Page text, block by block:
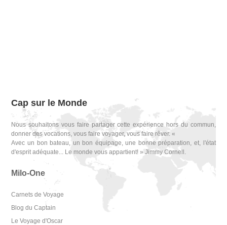
Cap sur le Monde
Nous souhaitons vous faire partager cette expérience hors du commun,
donner des vocations, vous faire voyager, vous faire rêver. «
Avec un bon bateau, un bon équipage, une bonne préparation, et, l'état
d'esprit adéquate... Le monde vous appartient! » Jimmy Cornell.
Milo-One
Carnets de Voyage
Blog du Captain
Le Voyage d'Oscar